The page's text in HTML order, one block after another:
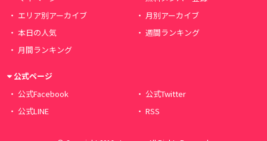
エリア別アーカイブ
月別アーカイブ
本日の人気
週間ランキング
月間ランキング
公式ページ
公式Facebook
公式Twitter
公式LINE
RSS